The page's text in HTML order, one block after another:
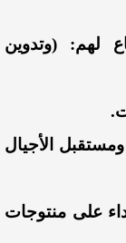
لهم: (وتدوين
الأجيال
على منتوجات